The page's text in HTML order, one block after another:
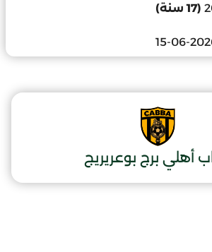
(17 سنة)
2026-
أهلي برج بوعريريج